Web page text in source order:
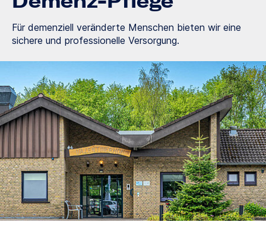
Für demenziell veränderte Menschen bieten wir eine
sichere und professionelle Versorgung.